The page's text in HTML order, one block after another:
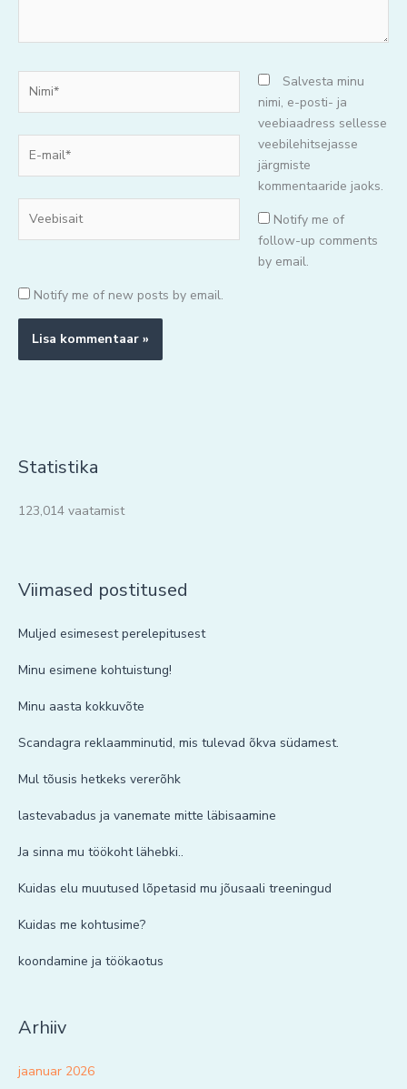
mail*
Salvesta minu
nimi, e-posti- ja
veebiaadress sellesse
veebilehitsejasse
järgmiste
kommentaaride jaoks.
Notify me of
follow-up comments
by email.
Notify me of new posts by email.
Statistika
123,014 vaatamist
Viimased postitused
Muljed esimesest perelepitusest
Minu esimene kohtuistung!
Minu aasta kokkuvõte
Scandagra reklaamminutid, mis tulevad õkva südamest.
Mul tõusis hetkeks vererõhk
lastevabadus ja vanemate mitte läbisaamine
Ja sinna mu töökoht lähebki..
Kuidas elu muutused lõpetasid mu jõusaali treeningud
Kuidas me kohtusime?
koondamine ja töökaotus
Arhiiv
jaanuar 2026